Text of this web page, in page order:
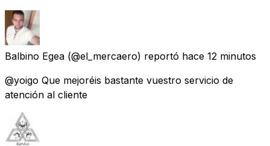
Balbino Egea (@el_mercaero) reportó hace 12 minutos
@yoigo Que mejoréis bastante vuestro servicio de
atención al cliente